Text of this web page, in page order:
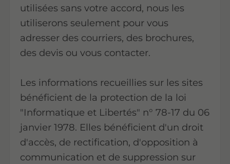
utilisées sans votre accord, nous les
utiliserons seulement pour vous
adresser des courriers, des brochures,
des devis ou vous contacter.
Les informations recueillies sur les sites
bénéficient de la protection de la loi
"Informatique et Libertés" n° 78-17 du 06
janvier 1978. Elles bénéficient d'un droit
d'accès, de rectification, d'opposition à
communication et de suppression sur